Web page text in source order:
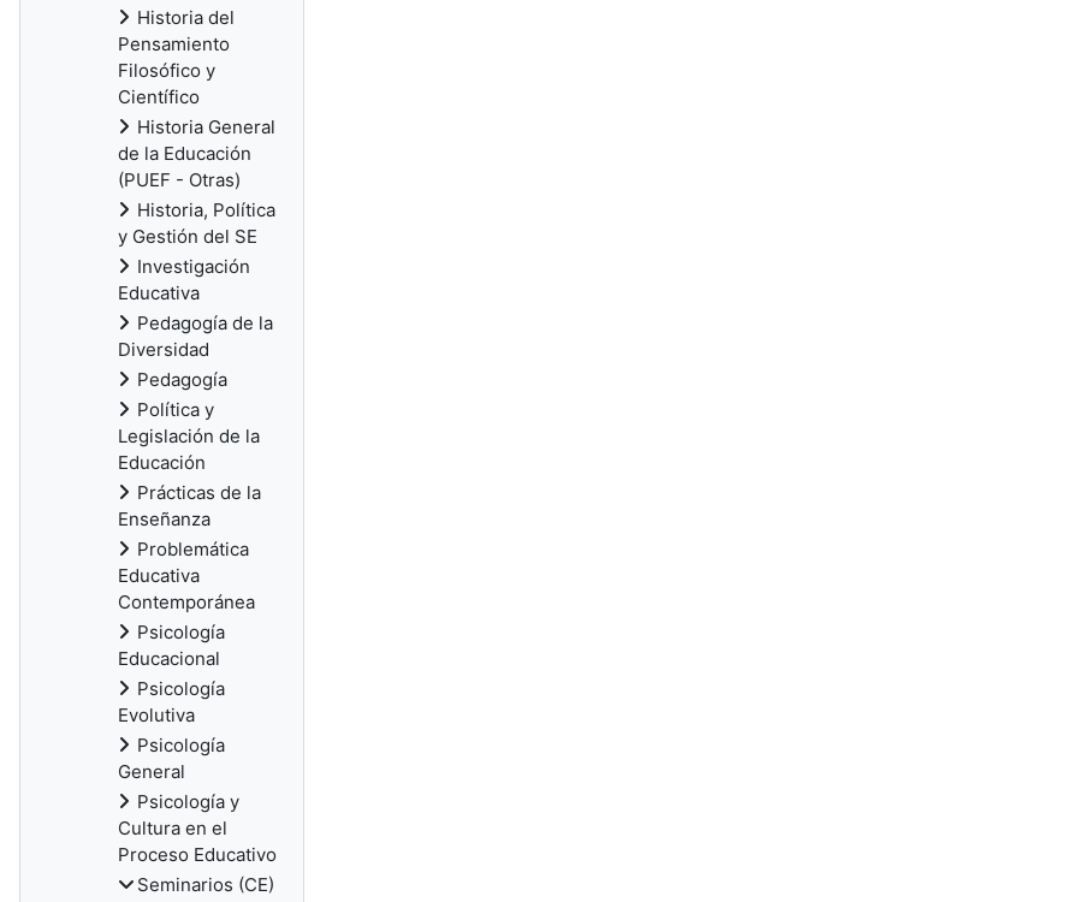
Historia del
Pensamiento
Filosófico y
Científico
Historia General
de la Educación
(PUEF - Otras)
Historia, Política
y Gestión del SE
Investigación
Educativa
Pedagogía de la
Diversidad
Pedagogía
Política y
Legislación de la
Educación
Prácticas de la
Enseñanza
Problemática
Educativa
Contemporánea
Psicología
Educacional
Psicología
Evolutiva
Psicología
General
Psicología y
Cultura en el
Proceso Educativo
Seminarios (CE)